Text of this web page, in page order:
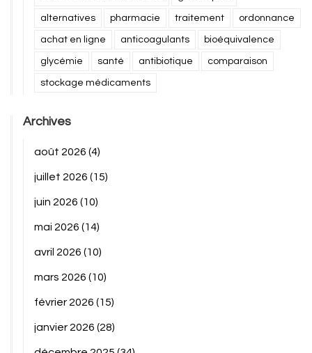
alternatives pharmacie traitement ordonnance
achat en ligne anticoagulants bioéquivalence
glycémie santé antibiotique comparaison
stockage médicaments
Archives
août 2026 (4)
juillet 2026 (15)
juin 2026 (10)
mai 2026 (14)
avril 2026 (10)
mars 2026 (10)
février 2026 (15)
janvier 2026 (28)